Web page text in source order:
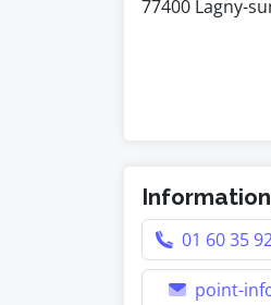
77400 Lagny-
01 60 35
point-